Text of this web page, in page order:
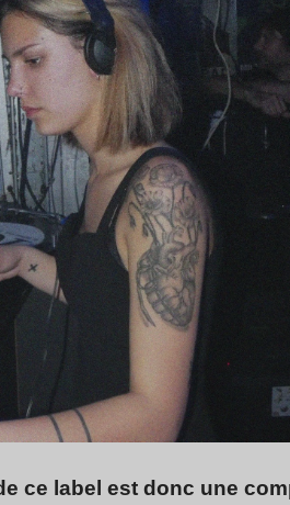
ce label est donc une